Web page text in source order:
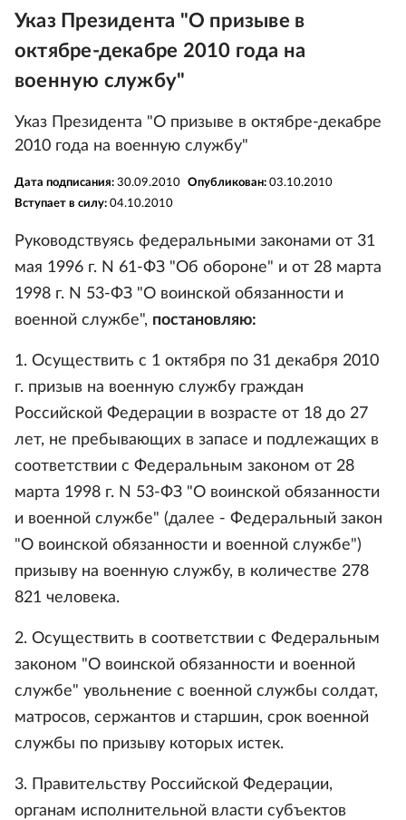
Указ Президента "О призыве в
октябре-декабре 2010 года на
военную службу"
Указ Президента "О призыве в октябре-декабре
2010 года на военную службу"
Дата подписания: 30.09.2010 Опубликован: 03.10.2010
Вступает в силу: 04.10.2010
Руководствуясь федеральными законами от 31
мая 1996 г. N 61-ФЗ "Об обороне" и от 28 марта
1998 г. N 53-ФЗ "О воинской обязанности и
военной службе", постановляю:
1. Осуществить с 1 октября по 31 декабря 2010
г. призыв на военную службу граждан
Российской Федерации в возрасте от 18 до 27
лет, не пребывающих в запасе и подлежащих в
соответствии с Федеральным законом от 28
марта 1998 г. N 53-ФЗ "О воинской обязанности
и военной службе" (далее - Федеральный закон
"О воинской обязанности и военной службе")
призыву на военную службу, в количестве 278
821 человека.
2. Осуществить в соответствии с Федеральным
законом "О воинской обязанности и военной
службе" увольнение с военной службы солдат,
матросов, сержантов и старшин, срок военной
службы по призыву которых истек.
3. Правительству Российской Федерации,
органам исполнительной власти субъектов